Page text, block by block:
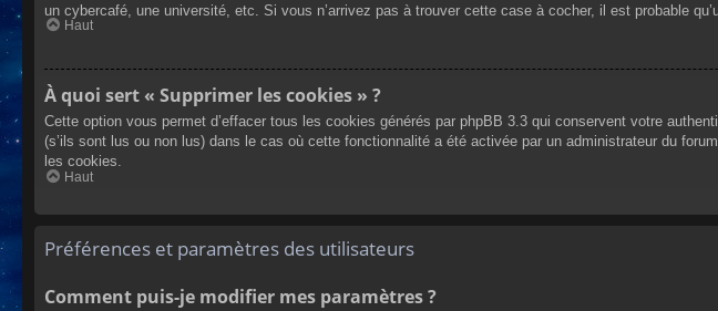
un cybercafé, une université, etc. Si vous n’arrivez pas à trouver cette case à cocher, il est probable
Haut
À quoi sert « Supprimer les cookies » ?
Cette option vous permet d’effacer tous les cookies générés par phpBB 3.3 qui conservent votre
(s’ils sont lus ou non lus) dans le cas où cette fonctionnalité a été activée par un administrateur du
les cookies.
Haut
Préférences et paramètres des utilisateurs
Comment puis-je modifier mes paramètres ?